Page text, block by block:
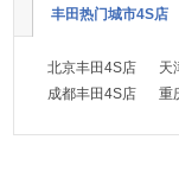
丰田热门城市4S店
北京丰田4S店 天
成都丰田4S店
重